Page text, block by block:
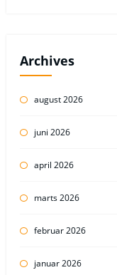
Archives
august 2026
juni 2026
april 2026
marts 2026
februar 2026
januar 2026